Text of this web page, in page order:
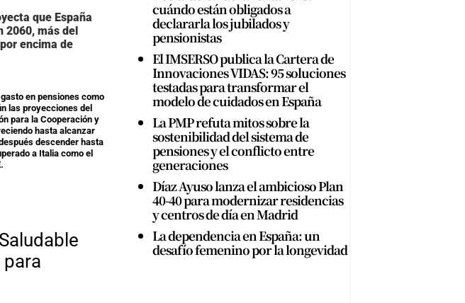
que España
2060, más del
encima de
en pensiones como
las proyecciones del
para la Cooperación y
hasta alcanzar
descender hasta
a Italia como el
cuándo están obligados a
declararla los jubilados y
pensionistas
El IMSERSO publica la Cartera de
Innovaciones VIDAS: 95 soluciones
testadas para transformar el
modelo de cuidados en España
La PMP refuta mitos sobre la
sostenibilidad del sistema de
pensiones y el conflicto entre
generaciones
Díaz Ayuso lanza el ambicioso Plan
40-40 para modernizar residencias
y centros de día en Madrid
La dependencia en España: un
desafío femenino por la longevidad